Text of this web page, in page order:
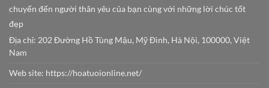
chuyển đến người thân yêu của bạn cùng với những lời chúc tốt
đẹp
Địa chỉ: 202 Đường Hồ Tùng Mậu, Mỹ Đình, Hà Nội, 100000, Việt
Nam
Web site: https://hoatuoionline.net/